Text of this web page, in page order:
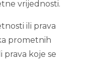
vrijednosti.
ili prava
prometnih
koje se